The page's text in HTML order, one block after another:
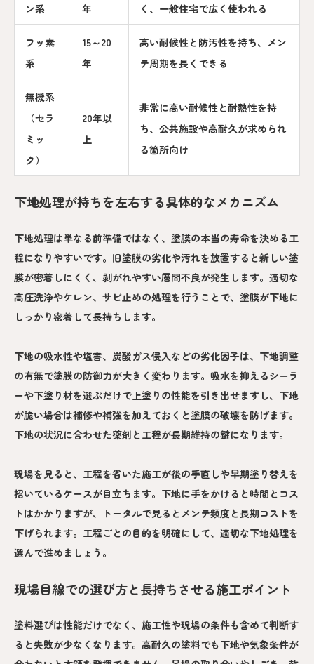
ン系
年
く、一般住宅で広く使われる
フッ素
系
15～20
年
高い耐候性と防汚性を持ち、メン
テ周期を長くできる
無機系
（セラ
ミッ
ク）
20年以
上
非常に高い耐候性と耐熱性を持
ち、公共施設や高耐久が求められ
る箇所向け
下地処理が持ちを左右する具体的なメカニズム
下地処理は単なる前準備ではなく、塗膜の本当の寿命を決める工
程になりやすいです。旧塗膜の劣化や汚れを放置すると新しい塗
膜が密着しにくく、剥がれやすい層間不良が発生します。適切な
高圧洗浄やケレン、サビ止めの処理を行うことで、塗膜が下地に
しっかり密着して長持ちします。
下地の吸水性や塩害、炭酸ガス侵入などの劣化因子は、下地調整
の有無で塗膜の防御力が大きく変わります。吸水を抑えるシーラ
ーや下塗り材を選ぶだけで上塗りの性能を引き出せますし、下地
が脆い場合は補修や補強を加えておくと塗膜の破壊を防げます。
下地の状況に合わせた薬剤と工程が長期維持の鍵になります。
現場を見ると、工程を省いた施工が後の手直しや早期塗り替えを
招いているケースが目立ちます。下地に手をかけると時間とコス
トはかかりますが、トータルで見るとメンテ頻度と長期コストを
下げられます。工程ごとの目的を明確にして、適切な下地処理を
選んで進めましょう。
現場目線での選び方と長持ちさせる施工ポイント
塗料選びは性能だけでなく、施工性や現場の条件も含めて判断す
ると失敗が少なくなります。高耐久の塗料でも下地や気象条件が